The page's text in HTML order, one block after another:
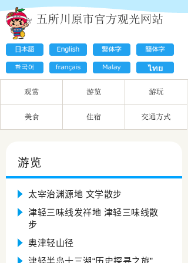
游览
太宰治渊源地 文学散步
津轻三味线发祥地 津轻三味线散
步
奥津轻山径